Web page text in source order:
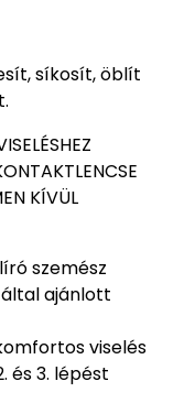
síkosít, öblít
KÍVÜL
szemész
ajánlott
viselés
és 3. lépést